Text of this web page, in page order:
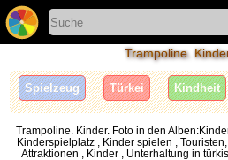
Trampoline.
Spielzeug Türkei Kindheit
Trampoline. Kinder. Foto in den
Kinderspielplatz , Kinder spielen ,
Attraktionen , Kinder , Unterhaltung in